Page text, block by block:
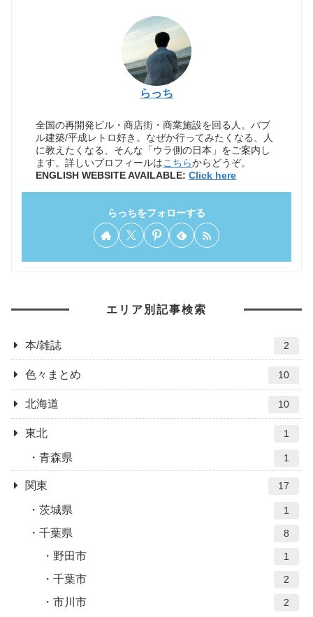
らっち
全国の再開発ビル・商店街・商業施設を回る人。バブ
ル建築/平成レトロ好き。なぜか行ってみたくなる、人
に教えたくなる、そんな「ウラ側の日本」をご案内し
ます。詳しいプロフィールはこちらからどうぞ。
ENGLISH WEBSITE AVAILABLE:Click here
らっちをフォローする
エリア別記事検索
本/雑誌 2
色々まとめ 10
北海道 10
東北 1
青森県 1
関東 17
茨城県 1
千葉県 8
野田市 1
千葉市 2
市川市 2